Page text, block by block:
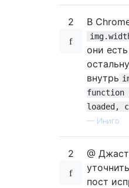
    */
</script>
2 В
они есть
внутрь
function
loaded,
— Иниго
2
@
пост